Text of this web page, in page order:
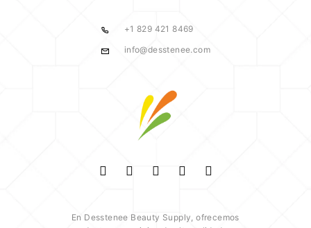
+1 829 421 8469
info@desstenee.com
En Desstenee Beauty Supply, ofrecemos